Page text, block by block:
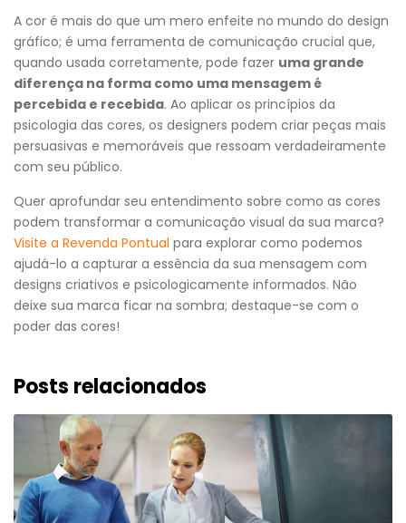
A cor é mais do que um mero enfeite no mundo do design
gráfico; é uma ferramenta de comunicação crucial que,
quando usada corretamente, pode fazer uma grande
diferença na forma como uma mensagem é
percebida e recebida. Ao aplicar os princípios da
psicologia das cores, os designers podem criar peças mais
persuasivas e memoráveis que ressoam verdadeiramente
com seu público.
Quer aprofundar seu entendimento sobre como as cores
podem transformar a comunicação visual da sua marca?
Visite a Revenda Pontual para explorar como podemos
ajudá-lo a capturar a essência da sua mensagem com
designs criativos e psicologicamente informados. Não
deixe sua marca ficar na sombra; destaque-se com o
poder das cores!
Posts relacionados